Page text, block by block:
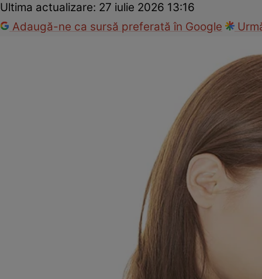
Ultima actualizare: 27 iulie 2026 13:16
Adaugă-ne ca sursă preferată în Google